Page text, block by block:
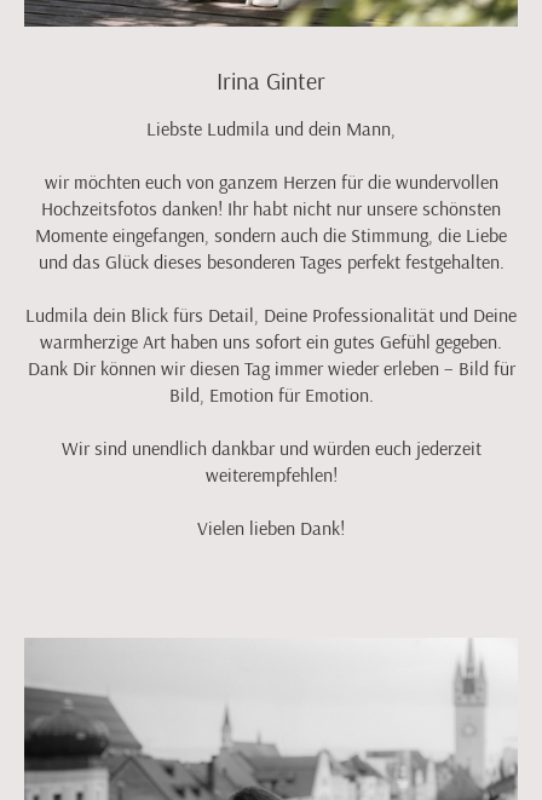
Irina Ginter
Liebste Ludmila und dein Mann,
wir möchten euch von ganzem Herzen für die wundervollen
Hochzeitsfotos danken! Ihr habt nicht nur unsere schönsten
Momente eingefangen, sondern auch die Stimmung, die Liebe
und das Glück dieses besonderen Tages perfekt festgehalten.
Ludmila dein Blick fürs Detail, Deine Professionalität und Deine
warmherzige Art haben uns sofort ein gutes Gefühl gegeben.
Dank Dir können wir diesen Tag immer wieder erleben – Bild für
Bild, Emotion für Emotion.
Wir sind unendlich dankbar und würden euch jederzeit
weiterempfehlen!
Vielen lieben Dank!